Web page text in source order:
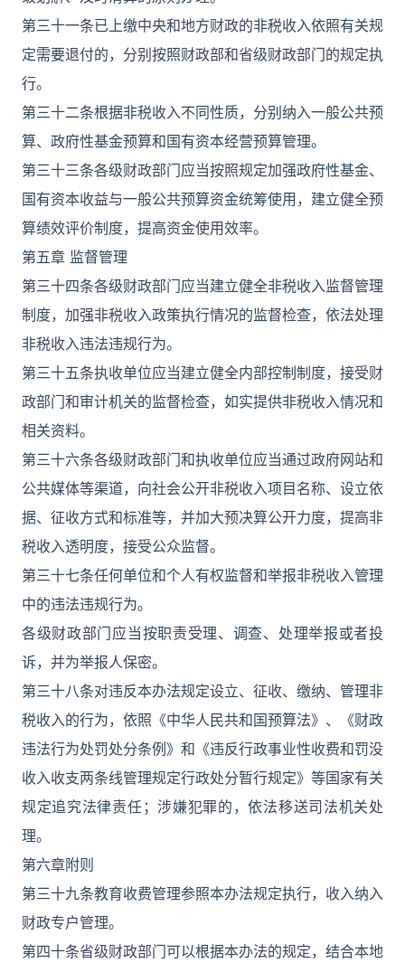
第三十一条已上缴中央和地方财政的非税收入依照有关规
定需要退付的，分别按照财政部和省级财政部门的规定执
行。
第三十二条根据非税收入不同性质，分别纳入一般公共预
算、政府性基金预算和国有资本经营预算管理。
第三十三条各级财政部门应当按照规定加强政府性基金、
国有资本收益与一般公共预算资金统筹使用，建立健全预
算绩效评价制度，提高资金使用效率。
第五章 监督管理
第三十四条各级财政部门应当建立健全非税收入监督管理
制度，加强非税收入政策执行情况的监督检查，依法处理
非税收入违法违规行为。
第三十五条执收单位应当建立健全内部控制制度，接受财
政部门和审计机关的监督检查，如实提供非税收入情况和
相关资料。
第三十六条各级财政部门和执收单位应当通过政府网站和
公共媒体等渠道，向社会公开非税收入项目名称、设立依
据、征收方式和标准等，并加大预决算公开力度，提高非
税收入透明度，接受公众监督。
第三十七条任何单位和个人有权监督和举报非税收入管理
中的违法违规行为。
各级财政部门应当按职责受理、调查、处理举报或者投
诉，并为举报人保密。
第三十八条对违反本办法规定设立、征收、缴纳、管理非
税收入的行为，依照《中华人民共和国预算法》、《财政
违法行为处罚处分条例》和《违反行政事业性收费和罚没
收入收支两条线管理规定行政处分暂行规定》等国家有关
规定追究法律责任；涉嫌犯罪的，依法移送司法机关处
理。
第六章附则
第三十九条教育收费管理参照本办法规定执行，收入纳入
财政专户管理。
第四十条省级财政部门可以根据本办法的规定，结合本地